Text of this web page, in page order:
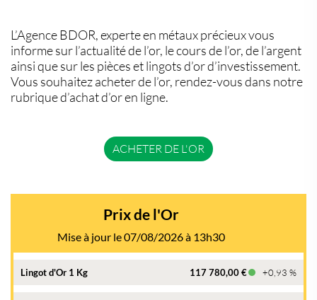
L’Agence BDOR, experte en métaux précieux vous
informe sur l’actualité de l’or, le cours de l’or, de l’argent
ainsi que sur les pièces et lingots d’or d’investissement.
Vous souhaitez acheter de l’or, rendez-vous dans notre
rubrique d’achat d’or en ligne.
ACHETER DE L'OR
Prix de l'Or
Mise à jour le 07/08/2026 à 13h30
Lingot d'Or 1 Kg 117 780,00 € +0,93 %